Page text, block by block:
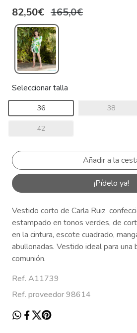
82,50€ 165,0€
Seleccionar talla
36 38
42
¡Pídelo ya!
Vestido corto de Carla Ruiz
estampado en tonos verdes, de
en la cintura, escote cuadrado,
abullonadas. Vestido ideal para una
comunión.
Ref. A11739
Ref. proveedor 98614